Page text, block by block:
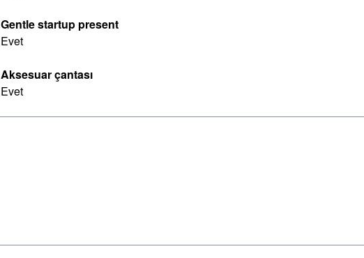
Gentle startup present
Evet
Aksesuar çantası
Evet